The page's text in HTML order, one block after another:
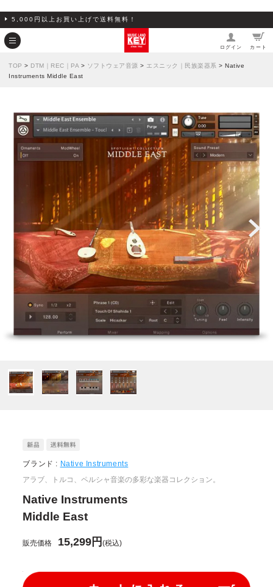
5,000円以上お買い上げで送料無料！
ログイン カート
TOP > DTM｜REC｜PA > ソフトウェア音源 > エスニック｜民族楽器系 > Native
Instruments Middle East
ブランド : Native Instruments
アラブ、トルコ、ペルシャ音楽の多彩な楽器コレクション。
Native Instruments
Middle East
販売価格 15,299円(税込)